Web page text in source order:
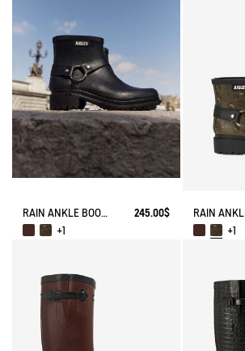
RAIN ANKLE BOOT MACADAMES BIKER STYLE
245.00$
+1
+1